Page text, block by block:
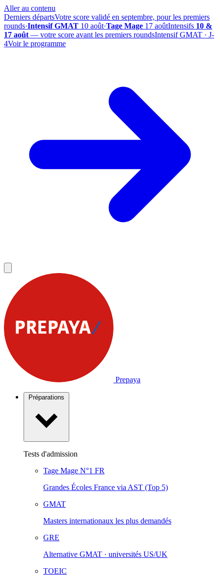
Aller au contenu
Derniers départsVotre score validé en septembre, pour les premiers
rounds·Intensif GMAT 10 août·Tage Mage 17 aoûtIntensifs 10 &
17 août — votre score avant les premiers roundsIntensif GMAT · J-
4Voir le programme
Prepaya
Tests d'admission
Tage Mage N°1 FR
Grandes Écoles France via AST (Top 5)
GMAT
Masters internationaux les plus demandés
GRE
Alternative GMAT · universités US/UK
TOEIC